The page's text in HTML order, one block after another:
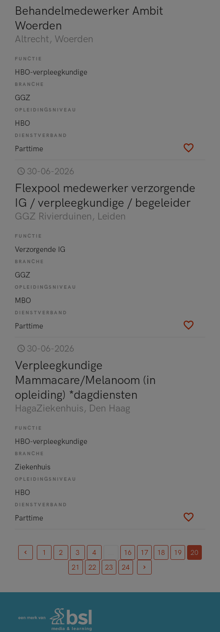
Behandelmedewerker Ambit
Woerden
Altrecht, Woerden
FUNCTIE
HBO-verpleegkundige
BRANCHE
GGZ
OPLEIDINGSNIVEAU
HBO
DIENSTVERBAND
Parttime
30-06-2026
Flexpool medewerker verzorgende
IG / verpleegkundige / begeleider
GGZ Rivierduinen, Leiden
FUNCTIE
Verzorgende IG
BRANCHE
GGZ
OPLEIDINGSNIVEAU
MBO
DIENSTVERBAND
Parttime
30-06-2026
Verpleegkundige
Mammacare/Melanoom (in
opleiding) *dagdiensten
HagaZiekenhuis, Den Haag
FUNCTIE
HBO-verpleegkundige
BRANCHE
Ziekenhuis
OPLEIDINGSNIVEAU
HBO
DIENSTVERBAND
Parttime
1 2 3 4 16 17 18 19
20
21 22 23 24